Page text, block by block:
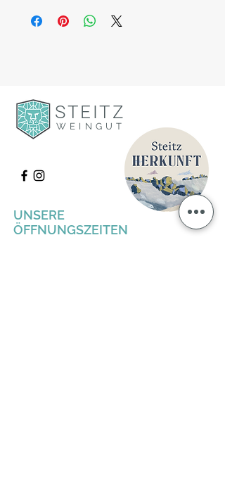
STEITZ
WEINGUT
UNSERE
ÖFFNUNGSZEITEN